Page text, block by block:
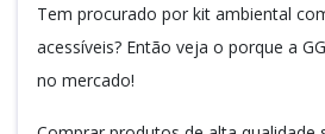
Tem procurado por kit ambiental
acessíveis? Então veja o porque a
no mercado!